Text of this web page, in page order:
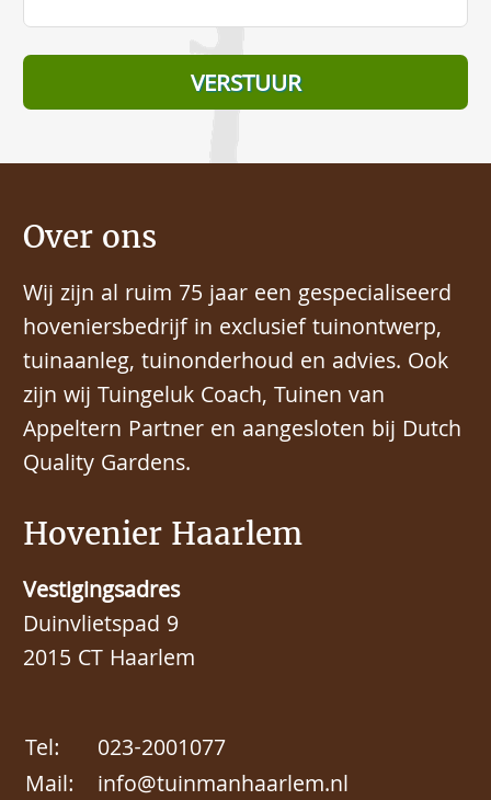
Hovenier Haarlem
Vestigingsadres
Duinvlietspad 9
2015 CT Haarlem
Tel:
023-2001077
Mail:
info@tuinmanhaarlem.nl
Over ons
Wij zijn al ruim 75 jaar een gespecialiseerd
hoveniersbedrijf in exclusief tuinontwerp,
tuinaanleg, tuinonderhoud en advies. Ook
zijn wij Tuingeluk Coach, Tuinen van
Appeltern Partner en aangesloten bij Dutch
Quality Gardens.